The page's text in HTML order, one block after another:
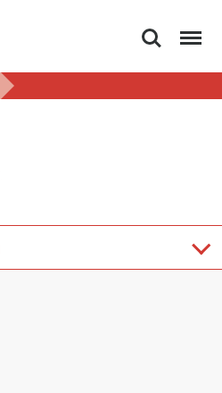
Rechercher
Menu